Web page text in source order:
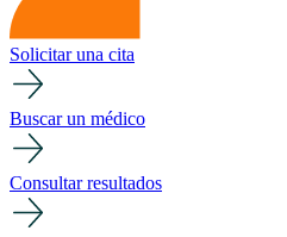
Solicitar una cita
Buscar un médico
Consultar resultados